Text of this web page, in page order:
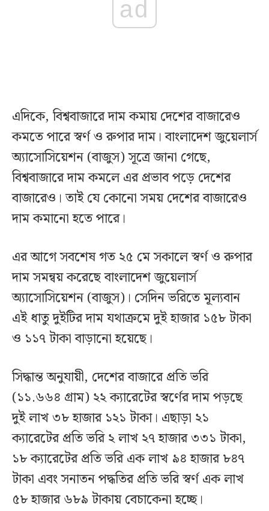
ad
এদিকে, বিশ্ববাজারে দাম কমায় দেশের বাজারেও
কমতে পারে স্বর্ণ ও রুপার দাম। বাংলাদেশ জুয়েলার্স
অ্যাসোসিয়েশন (বাজুস) সূত্রে জানা গেছে,
বিশ্ববাজারে দাম কমলে এর প্রভাব পড়ে দেশের
বাজারেও। তাই যে কোনো সময় দেশের বাজারেও
দাম কমানো হতে পারে।
এর আগে সবশেষ গত ২৫ মে সকালে স্বর্ণ ও রুপার
দাম সমন্বয় করেছে বাংলাদেশ জুয়েলার্স
অ্যাসোসিয়েশন (বাজুস)। সেদিন ভরিতে মূল্যবান
এই ধাতু দুইটির দাম যথাক্রমে দুই হাজার ১৫৮ টাকা
ও ১১৭ টাকা বাড়ানো হয়েছে।
সিদ্ধান্ত অনুযায়ী, দেশের বাজারে প্রতি ভরি
(১১.৬৬৪ গ্রাম) ২২ ক্যারেটের স্বর্ণের দাম পড়ছে
দুই লাখ ৩৮ হাজার ১২১ টাকা। এছাড়া ২১
ক্যারেটের প্রতি ভরি ২ লাখ ২৭ হাজার ৩৩১ টাকা,
১৮ ক্যারেটের প্রতি ভরি এক লাখ ৯৪ হাজার ৮৪৭
টাকা এবং সনাতন পদ্ধতির প্রতি ভরি স্বর্ণ এক লাখ
৫৮ হাজার ৬৮৯ টাকায় বেচাকেনা হচ্ছে।